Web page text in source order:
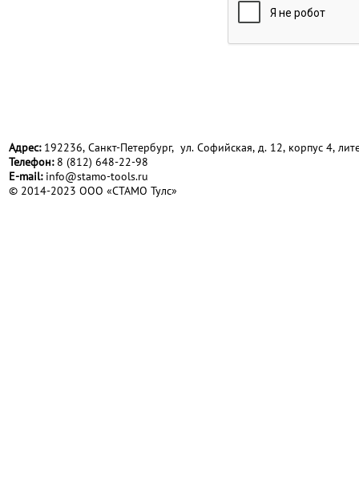
Адрес:192236, Санкт-Петербург, ул. Софийская, д. 12, корпус 4,
Телефон:8 (812) 648-22-98
Е-mail: info@stamo-tools.ru
© 2014-2023 ООО «СТАМО Тулс»